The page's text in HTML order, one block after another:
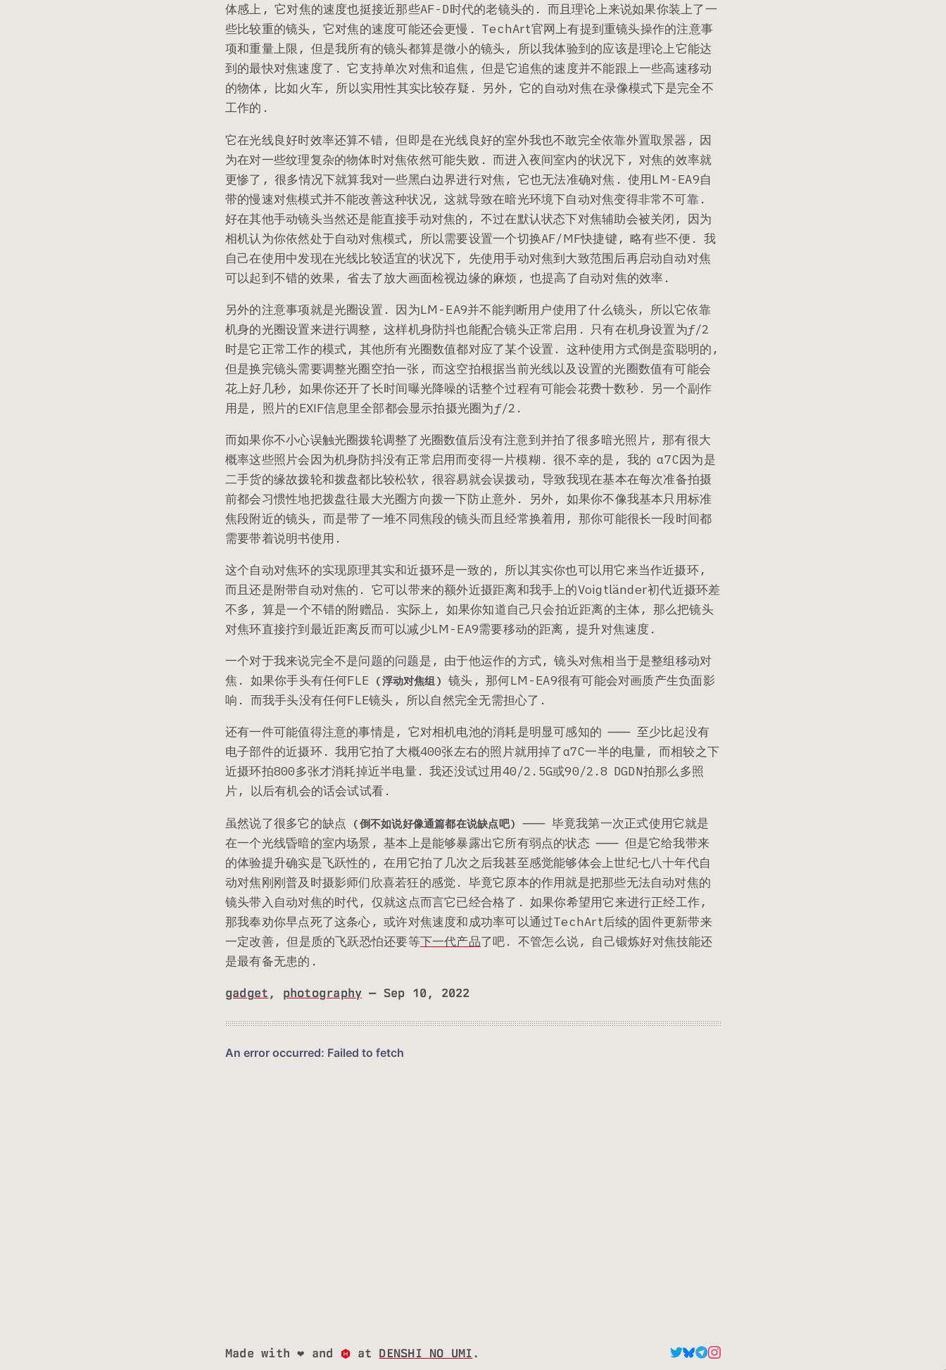
体感上, 它对焦的速度也挺接近那些AF-D时代的老镜头的. 而且理论上来说如果你装上了一
些比较重的镜头, 它对焦的速度可能还会更慢. TechArt官网上有提到重镜头操作的注意事
项和重量上限, 但是我所有的镜头都算是微小的镜头, 所以我体验到的应该是理论上它能达
到的最快对焦速度了. 它支持单次对焦和追焦, 但是它追焦的速度并不能跟上一些高速移动
的物体, 比如火车, 所以实用性其实比较存疑. 另外, 它的自动对焦在录像模式下是完全不
工作的.
它在光线良好时效率还算不错, 但即是在光线良好的室外我也不敢完全依靠外置取景器, 因
为在对一些纹理复杂的物体时对焦依然可能失败. 而进入夜间室内的状况下, 对焦的效率就
更惨了, 很多情况下就算我对一些黑白边界进行对焦, 它也无法准确对焦. 使用LM-EA9自
带的慢速对焦模式并不能改善这种状况, 这就导致在暗光环境下自动对焦变得非常不可靠.
好在其他手动镜头当然还是能直接手动对焦的, 不过在默认状态下对焦辅助会被关闭, 因为
相机认为你依然处于自动对焦模式, 所以需要设置一个切换AF/MF快捷键, 略有些不便. 我
自己在使用中发现在光线比较适宜的状况下, 先使用手动对焦到大致范围后再启动自动对焦
可以起到不错的效果, 省去了放大画面检视边缘的麻烦, 也提高了自动对焦的效率.
另外的注意事项就是光圈设置. 因为LM-EA9并不能判断用户使用了什么镜头, 所以它依靠
机身的光圈设置来进行调整, 这样机身防抖也能配合镜头正常启用. 只有在机身设置为ƒ/2
时是它正常工作的模式, 其他所有光圈数值都对应了某个设置. 这种使用方式倒是蛮聪明的,
但是换完镜头需要调整光圈空拍一张, 而这空拍根据当前光线以及设置的光圈数值有可能会
花上好几秒, 如果你还开了长时间曝光降噪的话整个过程有可能会花费十数秒. 另一个副作
用是, 照片的EXIF信息里全部都会显示拍摄光圈为ƒ/2.
而如果你不小心误触光圈拨轮调整了光圈数值后没有注意到并拍了很多暗光照片, 那有很大
概率这些照片会因为机身防抖没有正常启用而变得一片模糊. 很不幸的是, 我的 α7C因为是
二手货的缘故拨轮和拨盘都比较松软, 很容易就会误拨动, 导致我现在基本在每次准备拍摄
前都会习惯性地把拨盘往最大光圈方向拨一下防止意外. 另外, 如果你不像我基本只用标准
焦段附近的镜头, 而是带了一堆不同焦段的镜头而且经常换着用, 那你可能很长一段时间都
需要带着说明书使用.
这个自动对焦环的实现原理其实和近摄环是一致的, 所以其实你也可以用它来当作近摄环,
而且还是附带自动对焦的. 它可以带来的额外近摄距离和我手上的Voigtländer初代近摄环差
不多, 算是一个不错的附赠品. 实际上, 如果你知道自己只会拍近距离的主体, 那么把镜头
对焦环直接拧到最近距离反而可以减少LM-EA9需要移动的距离, 提升对焦速度.
一个对于我来说完全不是问题的问题是, 由于他运作的方式, 镜头对焦相当于是整组移动对
焦. 如果你手头有任何FLE
(浮动对焦组) 镜头, 那何LM-EA9很有可能会对画质产生负面影
响. 而我手头没有任何FLE镜头, 所以自然完全无需担心了.
还有一件可能值得注意的事情是, 它对相机电池的消耗是明显可感知的 ⸺ 至少比起没有
电子部件的近摄环. 我用它拍了大概400张左右的照片就用掉了α7C一半的电量, 而相较之下
近摄环拍800多张才消耗掉近半电量. 我还没试过用40/2.5G或90/2.8 DGDN拍那么多照
片, 以后有机会的话会试试看.
虽然说了很多它的缺点
(倒不如说好像通篇都在说缺点吧) ⸺ 毕竟我第一次正式使用它就是
在一个光线昏暗的室内场景, 基本上是能够暴露出它所有弱点的状态 ⸺ 但是它给我带来
的体验提升确实是飞跃性的, 在用它拍了几次之后我甚至感觉能够体会上世纪七八十年代自
动对焦刚刚普及时摄影师们欣喜若狂的感觉. 毕竟它原本的作用就是把那些无法自动对焦的
镜头带入自动对焦的时代, 仅就这点而言它已经合格了. 如果你希望用它来进行正经工作,
那我奉劝你早点死了这条心, 或许对焦速度和成功率可以通过TechArt后续的固件更新带来
一定改善, 但是质的飞跃恐怕还要等下一代产品了吧. 不管怎么说, 自己锻炼好对焦技能还
是最有备无患的.
gadget , photography — Sep 10, 2022
Made with ❤ and at DENSHI NO UMI .